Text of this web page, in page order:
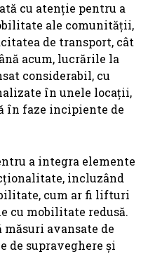
cu atenție pentru a
ale comunității,
de transport, cât
acum, lucrările la
considerabil, cu
în unele locații,
în faze incipiente de
a integra elemente
incluzând
cum ar fi lifturi
cu mobilitate redusă.
avansate de
de supraveghere și